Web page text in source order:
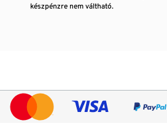
készpénzre nem váltható.